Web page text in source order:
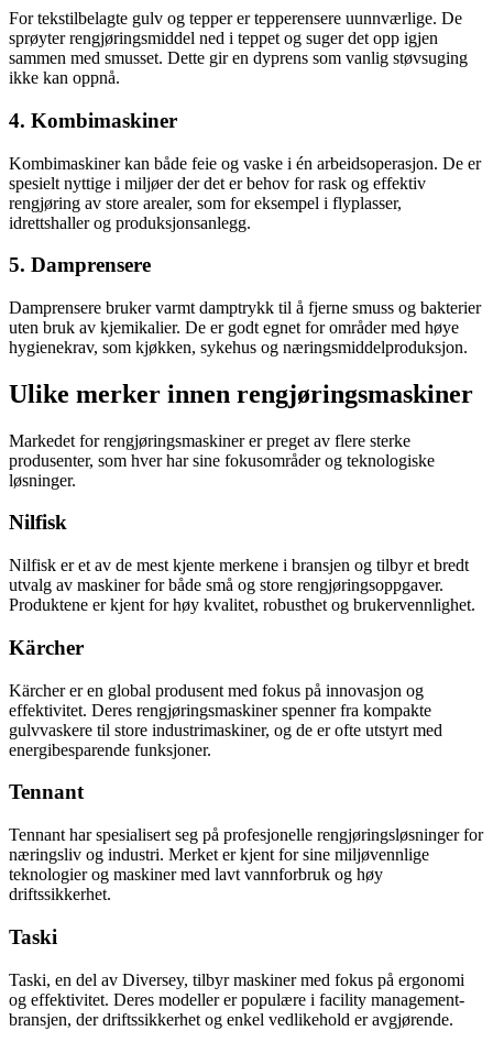
For tekstilbelagte gulv og tepper er tepperensere uunnværlige. De
sprøyter rengjøringsmiddel ned i teppet og suger det opp igjen
sammen med smusset. Dette gir en dyprens som vanlig støvsuging
ikke kan oppnå.
4. Kombimaskiner
Kombimaskiner kan både feie og vaske i én arbeidsoperasjon. De er
spesielt nyttige i miljøer der det er behov for rask og effektiv
rengjøring av store arealer, som for eksempel i flyplasser,
idrettshaller og produksjonsanlegg.
5. Damprensere
Damprensere bruker varmt damptrykk til å fjerne smuss og bakterier
uten bruk av kjemikalier. De er godt egnet for områder med høye
hygienekrav, som kjøkken, sykehus og næringsmiddelproduksjon.
Ulike merker innen rengjøringsmaskiner
Markedet for rengjøringsmaskiner er preget av flere sterke
produsenter, som hver har sine fokusområder og teknologiske
løsninger.
Nilfisk
Nilfisk er et av de mest kjente merkene i bransjen og tilbyr et bredt
utvalg av maskiner for både små og store rengjøringsoppgaver.
Produktene er kjent for høy kvalitet, robusthet og brukervennlighet.
Kärcher
Kärcher er en global produsent med fokus på innovasjon og
effektivitet. Deres rengjøringsmaskiner spenner fra kompakte
gulvvaskere til store industrimaskiner, og de er ofte utstyrt med
energibesparende funksjoner.
Tennant
Tennant har spesialisert seg på profesjonelle rengjøringsløsninger for
næringsliv og industri. Merket er kjent for sine miljøvennlige
teknologier og maskiner med lavt vannforbruk og høy
driftssikkerhet.
Taski
Taski, en del av Diversey, tilbyr maskiner med fokus på ergonomi
og effektivitet. Deres modeller er populære i facility management-
bransjen, der driftssikkerhet og enkel vedlikehold er avgjørende.